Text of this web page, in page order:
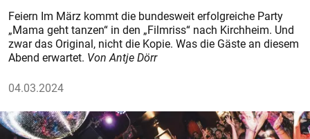
Feiern Im März kommt die bundesweit erfolgreiche Party
„Mama geht tanzen“ in den „Filmriss“ nach Kirchheim. Und
zwar das Original, nicht die Kopie. Was die Gäste an diesem
Abend erwartet. Von Antje Dörr
04.03.2024